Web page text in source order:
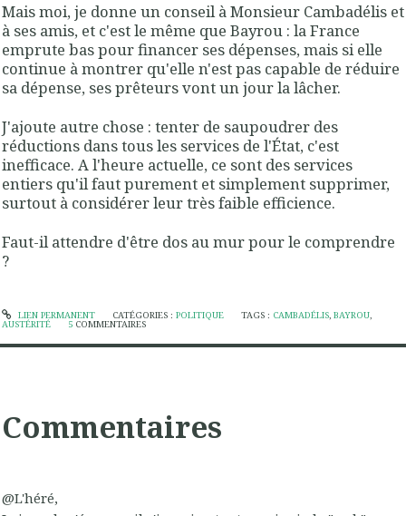
Mais moi, je donne un conseil à Monsieur Cambadélis et
à ses amis, et c'est le même que Bayrou : la France
emprute bas pour financer ses dépenses, mais si elle
continue à montrer qu'elle n'est pas capable de réduire
sa dépense, ses prêteurs vont un jour la lâcher.
J'ajoute autre chose : tenter de saupoudrer des
réductions dans tous les services de l'État, c'est
inefficace. A l'heure actuelle, ce sont des services
entiers qu'il faut purement et simplement supprimer,
surtout à considérer leur très faible efficience.
Faut-il attendre d'être dos au mur pour le comprendre
?
LIEN PERMANENT CATÉGORIES : POLITIQUE TAGS : CAMBADÉLIS,BAYROU,
AUSTÉRITÉ 5 COMMENTAIRES
Commentaires
@L'héré,